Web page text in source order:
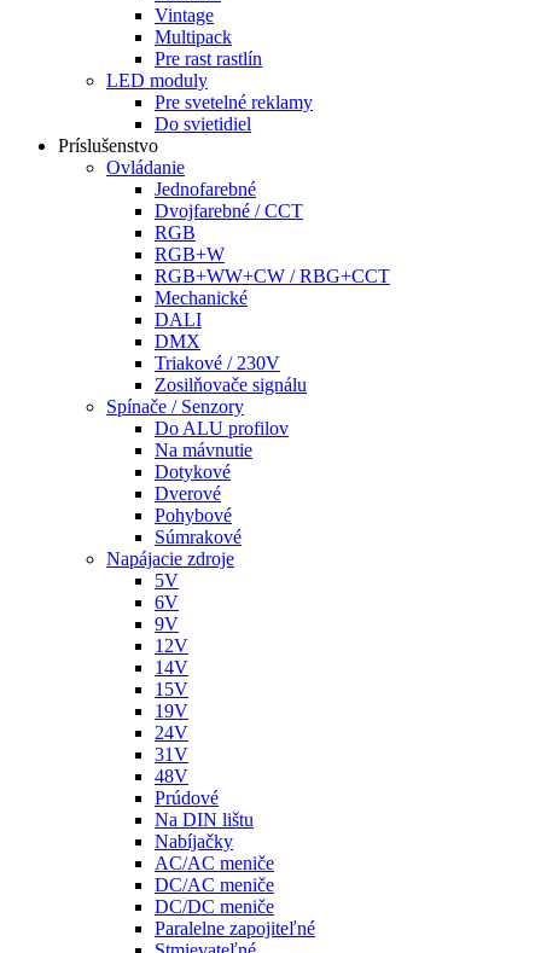
Vintage
Multipack
Pre rast rastlín
LED moduly
Pre svetelné reklamy
Do svietidiel
Príslušenstvo
Ovládanie
Jednofarebné
Dvojfarebné / CCT
RGB
RGB+W
RGB+WW+CW / RBG+CCT
Mechanické
DALI
DMX
Triakové / 230V
Zosilňovače signálu
Spínače / Senzory
Do ALU profilov
Na mávnutie
Dotykové
Dverové
Pohybové
Súmrakové
Napájacie zdroje
5V
6V
9V
12V
14V
15V
19V
24V
31V
48V
Prúdové
Na DIN lištu
Nabíjačky
AC/AC meniče
DC/AC meniče
DC/DC meniče
Paralelne zapojiteľné